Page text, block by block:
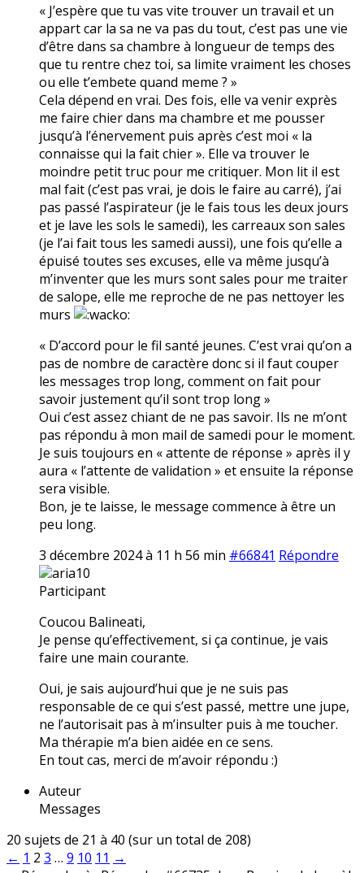
« J’espère que tu vas vite trouver un travail et un
appart car la sa ne va pas du tout, c’est pas une vie
d’être dans sa chambre à longueur de temps des
que tu rentre chez toi, sa limite vraiment les choses
ou elle t’embete quand meme ? »
Cela dépend en vrai. Des fois, elle va venir exprès
me faire chier dans ma chambre et me pousser
jusqu’à l’énervement puis après c’est moi « la
connaisse qui la fait chier ». Elle va trouver le
moindre petit truc pour me critiquer. Mon lit il est
mal fait (c’est pas vrai, je dois le faire au carré), j’ai
pas passé l’aspirateur (je le fais tous les deux jours
et je lave les sols le samedi), les carreaux son sales
(je l’ai fait tous les samedi aussi), une fois qu’elle a
épuisé toutes ses excuses, elle va même jusqu’à
m’inventer que les murs sont sales pour me traiter
de salope, elle me reproche de ne pas nettoyer les
murs
« D’accord pour le fil santé jeunes. C’est vrai qu’on a
pas de nombre de caractère donc si il faut couper
les messages trop long, comment on fait pour
savoir justement qu’il sont trop long »
Oui c’est assez chiant de ne pas savoir. Ils ne m’ont
pas répondu à mon mail de samedi pour le moment.
Je suis toujours en « attente de réponse » après il y
aura « l’attente de validation » et ensuite la réponse
sera visible.
Bon, je te laisse, le message commence à être un
peu long.
3 décembre 2024 à 11 h 56 min #66841 Répondre
aria10
Participant
Coucou Balineati,
Je pense qu’effectivement, si ça continue, je vais
faire une main courante.
Oui, je sais aujourd’hui que je ne suis pas
responsable de ce qui s’est passé, mettre une jupe,
ne l’autorisait pas à m’insulter puis à me toucher.
Ma thérapie m’a bien aidée en ce sens.
En tout cas, merci de m’avoir répondu :)
Auteur
Messages
20 sujets de 21 à 40 (sur un total de 208)
← 1 2 3 … 9 10 11 →